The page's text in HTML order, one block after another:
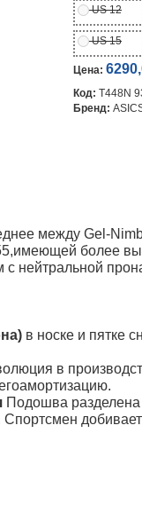
US 12
US 15
Цена:
Код: T448N
Бренд:
между Gel-
более
нейтральной
в носке и пятке
в
Подошва разделена